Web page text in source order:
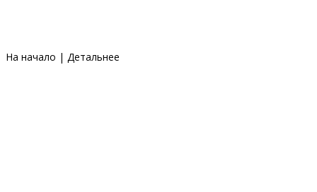
На начало | Детальнее